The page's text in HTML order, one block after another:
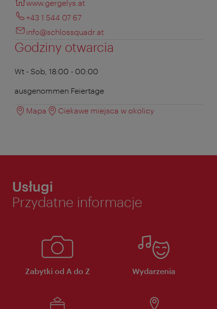
www.gergelys.at
+43 1 544 07 67
info@schlossquadr.at
Godziny otwarcia
Wt - Sob, 18:00 - 00:00
ausgenommen Feiertage
Mapa Ciekawe miejsca w okolicy
Usługi
Przydatne informacje
Zabytki od A do Z Wydarzenia